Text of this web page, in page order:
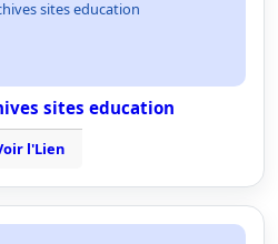
sites education
sites education
l'Lien